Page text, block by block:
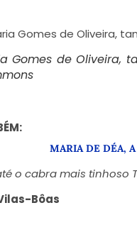
Gomes de Oliveira,
MARIA DE DÉA,
o cabra mais tinhoso
Bôas